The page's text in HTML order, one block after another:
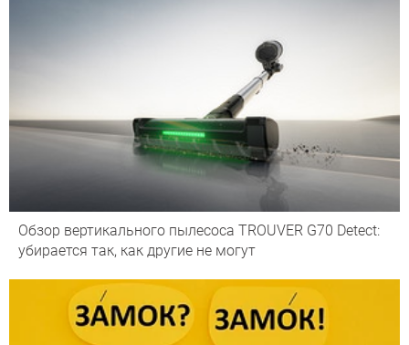
Обзор вертикального пылесоса TROUVER G70 Detect:
убирается так, как другие не могут